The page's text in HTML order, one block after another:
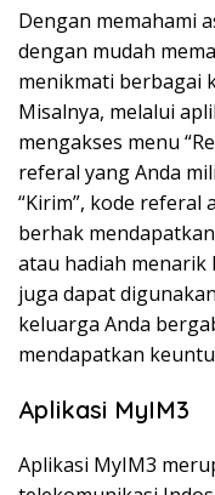
Dengan memahami
dengan mudah
menikmati berbagai
Misalnya, melalui
mengakses menu
referal yang Anda
“Kirim”, kode referal
berhak
atau hadiah menarik
juga dapat
keluarga Anda
mendapatkan
Aplikasi MyIM3
Aplikasi MyIM3